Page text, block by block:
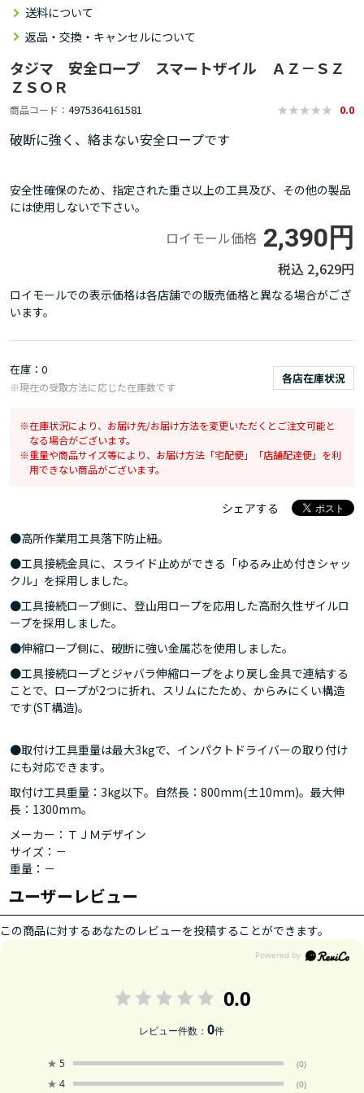
送料について
返品・交換・キャンセルについて
タジマ 安全ロープ スマートザイル ＡＺ－ＳＺ
ＺＳＯＲ
商品コード 4975364161581 0.0
破断に強く、絡まない安全ロープです
安全性確保のため、指定された重さ以上の工具及び、その他の製品
には使用しないで下さい。
ロイモール価格 2,390円
2,629円
ロイモールでの表示価格は各店舗での販売価格と異なる場合がござ
います。
在庫 0
各店在庫状況
※現在の受取方法に応じた在庫数です
在庫状況により、お届け先/お届け方法を変更いただくとご注文可能と
なる場合がございます。
重量や商品サイズ等により、お届け方法「宅配便」「店舗配達便」を利
用できない商品がございます。
シェアする
●高所作業用工具落下防止紐。
●工具接続金具に、スライド止めができる「ゆるみ止め付きシャッ
クル」を採用しました。
●工具接続ロープ側に、登山用ロープを応用した高耐久性ザイルロ
ープを採用しました。
●伸縮ロープ側に、破断に強い金属芯を使用しました。
●工具接続ロープとジャバラ伸縮ロープをより戻し金具で連結する
ことで、ロープが2つに折れ、スリムにたため、からみにくい構造
です(ST構造)。
●取付け工具重量は最大3kgで、インパクトドライバーの取り付け
にも対応できます。
取付け工具重量：3kg以下。自然長：800mm(±10mm)。最大伸
長：1300mm。
メーカー：ＴＪＭデザイン
サイズ：－
重量：－
ユーザーレビュー
この商品に対するあなたのレビューを投稿することができます。
0.0
レビュー件数：0件
★ 5 (0)
★ 4 (0)